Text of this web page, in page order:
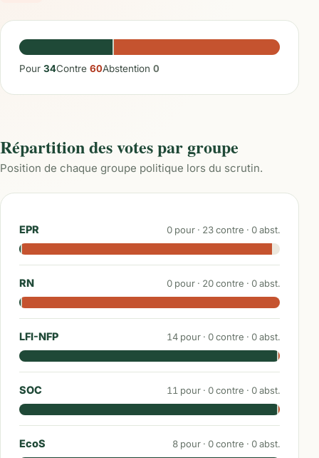
Pour 34Contre 60Abstention 0
Répartition des votes par groupe
Position de chaque groupe politique lors du scrutin.
EPR 0 pour · 23contre · 0abst.
RN 0 pour · 20contre · 0abst.
LFI-NFP 14 pour · 0contre · 0abst.
SOC 11 pour · 0contre · 0abst.
EcoS 8 pour · 0contre · 0abst.